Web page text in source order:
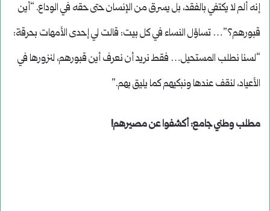
إنه ألم لا يكتفي بالفقد، بل يسرق من الإنسان حتى حقه في الوداع. “أين
قبورهم؟”… تساؤل النساء في كل بيت: قالت لي إحدى الأمهات بحرقة:
“لسنا نطلب المستحيل… فقط نريد أن نعرف أين قبورهم، لنزورها في
الأعياد، لنقف عندها ونبكيهم كما يليق بهم.”
مطلب وطني جامع: أكشفوا عن مصيرهم!